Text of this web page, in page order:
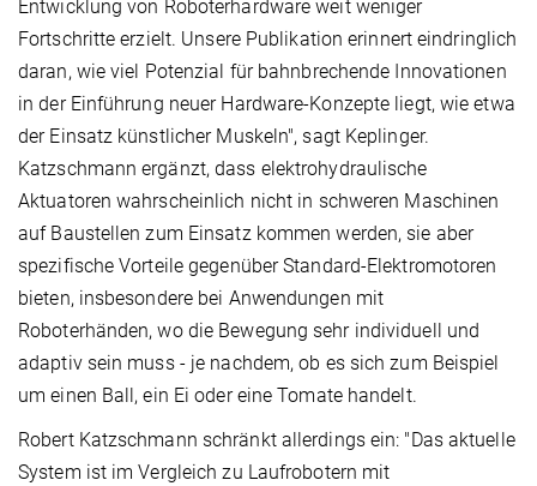
Entwicklung von Roboterhardware weit weniger
Fortschritte erzielt. Unsere Publikation erinnert eindringlich
daran, wie viel Potenzial für bahnbrechende Innovationen
in der Einführung neuer Hardware-Konzepte liegt, wie etwa
der Einsatz künstlicher Muskeln", sagt Keplinger.
Katzschmann ergänzt, dass elektrohydraulische
Aktuatoren wahrscheinlich nicht in schweren Maschinen
auf Baustellen zum Einsatz kommen werden, sie aber
spezifische Vorteile gegenüber Standard-Elektromotoren
bieten, insbesondere bei Anwendungen mit
Roboterhänden, wo die Bewegung sehr individuell und
adaptiv sein muss - je nachdem, ob es sich zum Beispiel
um einen Ball, ein Ei oder eine Tomate handelt.
Robert Katzschmann schränkt allerdings ein: "Das aktuelle
System ist im Vergleich zu Laufrobotern mit